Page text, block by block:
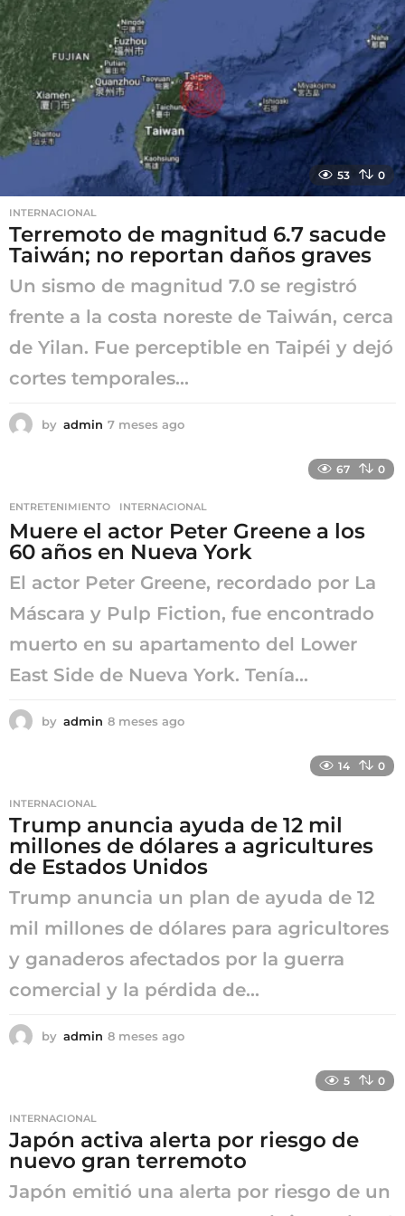
g
o
53 0
INTERNACIONAL
Terremoto de magnitud 6.7 sacude
Taiwán; no reportan daños graves
Un sismo de magnitud 7.0 se registró
frente a la costa noreste de Taiwán, cerca
de Yilan. Fue perceptible en Taipéi y dejó
cortes temporales...
by admin 7 meses ago
s
a
g
o
67 0
ENTRETENIMIENTO ,INTERNACIONAL
Muere el actor Peter Greene a los
60 años en Nueva York
El actor Peter Greene, recordado por La
Máscara y Pulp Fiction, fue encontrado
muerto en su apartamento del Lower
East Side de Nueva York. Tenía...
by admin 8 meses ago
a
g
14 0
INTERNACIONAL
Trump anuncia ayuda de 12 mil
millones de dólares a agricultures
de Estados Unidos
Trump anuncia un plan de ayuda de 12
mil millones de dólares para agricultores
y ganaderos afectados por la guerra
comercial y la pérdida de...
by admin 8 meses ago
a
g
5 0
INTERNACIONAL
Japón activa alerta por riesgo de
nuevo gran terremoto
Japón emitió una alerta por riesgo de un